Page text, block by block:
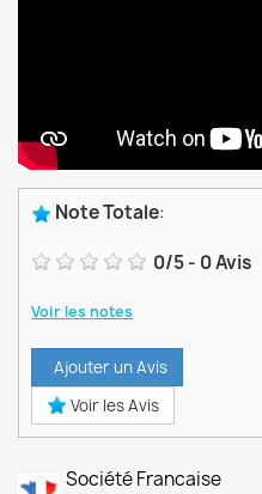
Note Totale:
0/5- 0Avis
Voir les notes
Ajouter un Avis
Voir les Avis
Société Francaise